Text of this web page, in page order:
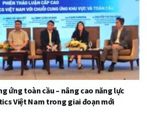
ứng toàn cầu – nâng cao năng lực
Việt Nam trong giai đoạn mới